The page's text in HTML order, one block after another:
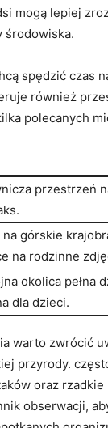
mogą lepiej
środowiska.
spędzić czas
również
polecanych
przestrzeń
na górskie
na rodzinne
okolica pełna
dla dzieci.
warto zwrócić
przyrody.
oraz
obserwacji,